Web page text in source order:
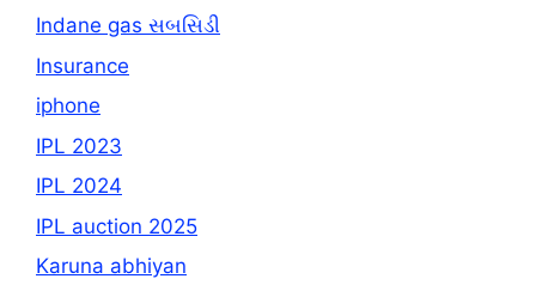
Indane gas સબસિડી
Insurance
iphone
IPL 2023
IPL 2024
IPL auction 2025
Karuna abhiyan